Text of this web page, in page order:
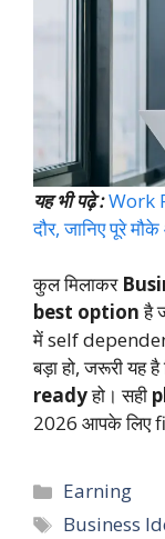
यह भी पढ़े :Work
दौर, जानिए पूरे
कुल मिलाकर
best optionहै
में self
बड़ा हो, जरूरी
readyहो। सही
2026 आपके लिए
Categories
Earning
Tags
Business